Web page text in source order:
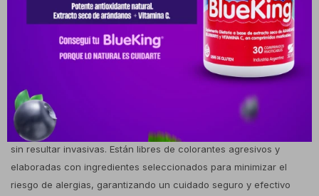
diaria de higiene, tanto en casa como fuera de ella, ofreciendo
frescura y comodidad. Sirven para limpiar manos, rostro y zona
del pañal, ayudando a mantener la piel hidratada, protegida y
libre de irritaciones. Gracias al aloe vera, aportan un efecto
refrescante y calmante que favorece el bienestar del bebé,
convirtiéndose en un aliado confiable para padres que buscan
seguridad y practicidad. La composición se caracteriza por notas
aromáticas suaves y frescas que transmiten limpieza y vitalidad,
sin resultar invasivas. Están libres de colorantes agresivos y
elaboradas con ingredientes seleccionados para minimizar el
riesgo de alergias, garantizando un cuidado seguro y efectivo